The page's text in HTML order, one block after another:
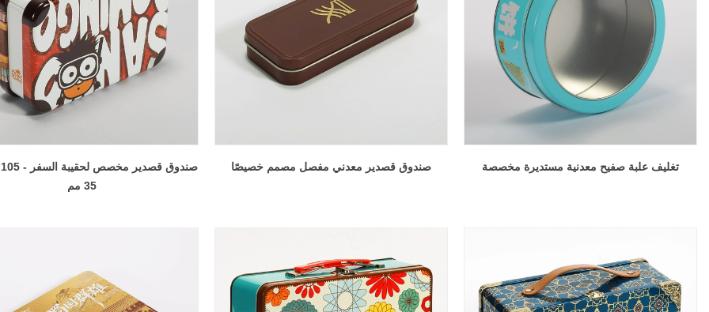
35 مم
صندوق قصدير معدني مفصل مصمم خصيصًا تغليف علبة صفيح معدنية مستديرة مخصصة